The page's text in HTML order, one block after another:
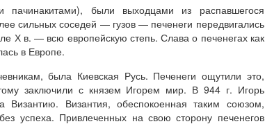
были выходцами из распавшегося
сильных соседей — гузов — печенеги передвигались
Х в. — всю европейскую степь. Слава о печенегах как
в Европе.
была Киевская Русь. Печенеги ощутили это,
заключили с князем Игорем мир. В 944 г. Игорь
Византию. Византия, обеспокоенная таким союзом,
успеха. Привлеченных на свою сторону печенегов